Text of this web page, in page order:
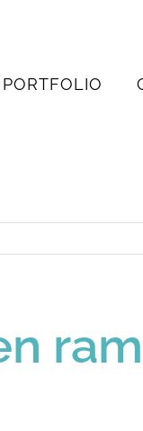
PORTFOLIO